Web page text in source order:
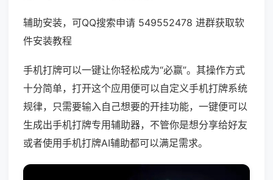
辅助安装，可QQ搜索申请 549552478 进群获取软
件安装教程
手机打牌可以一键让你轻松成为“必赢”。其操作方式
十分简单，打开这个应用便可以自定义手机打牌系统
规律，只需要输入自己想要的开挂功能，一键便可以
生成出手机打牌专用辅助器，不管你是想分享给好友
或者使用手机打牌AI辅助都可以满足需求。